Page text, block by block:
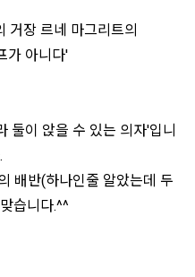
거장 르네 마그리트의
가 아니다'
둘이 앉을 수 있는 의자'입니
배반(하나인줄 알았는데 두
습니다.^^